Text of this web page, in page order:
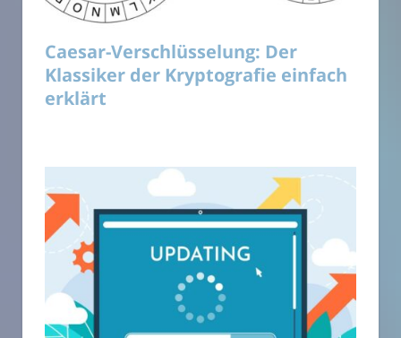
Caesar-Verschlüsselung: Der
Klassiker der Kryptografie einfach
erklärt